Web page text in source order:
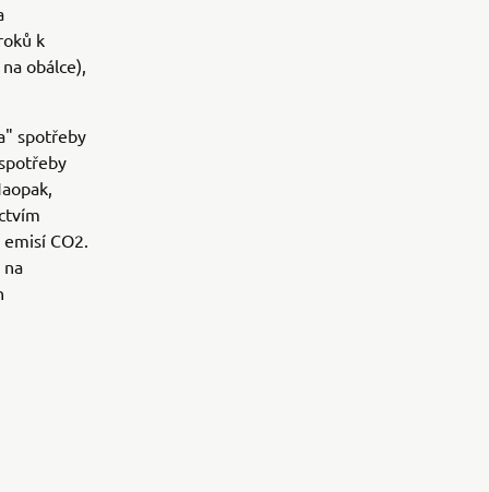
k
obálce),
spotřeby
CO2.